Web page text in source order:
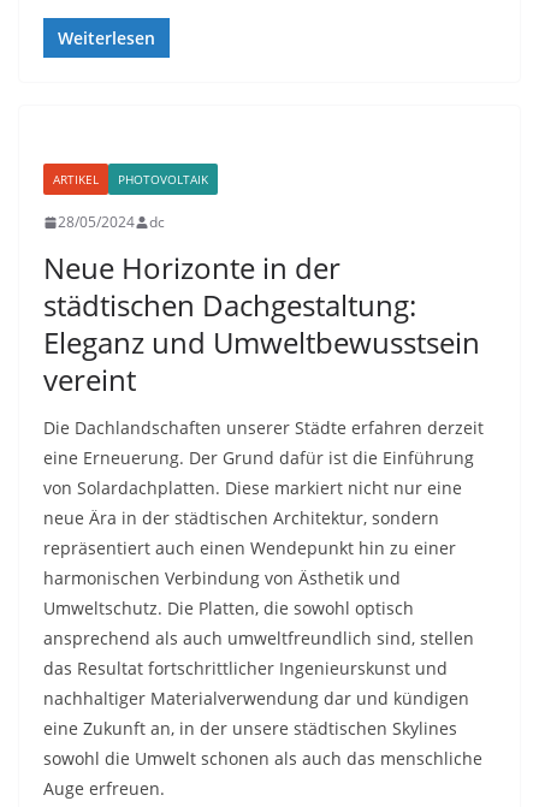
Weiterlesen
ARTIKEL PHOTOVOLTAIK
28/05/2024 dc
Neue Horizonte in der
städtischen Dachgestaltung:
Eleganz und Umweltbewusstsein
vereint
Die Dachlandschaften unserer Städte erfahren derzeit
eine Erneuerung. Der Grund dafür ist die Einführung
von Solardachplatten. Diese markiert nicht nur eine
neue Ära in der städtischen Architektur, sondern
repräsentiert auch einen Wendepunkt hin zu einer
harmonischen Verbindung von Ästhetik und
Umweltschutz. Die Platten, die sowohl optisch
ansprechend als auch umweltfreundlich sind, stellen
das Resultat fortschrittlicher Ingenieurskunst und
nachhaltiger Materialverwendung dar und kündigen
eine Zukunft an, in der unsere städtischen Skylines
sowohl die Umwelt schonen als auch das menschliche
Auge erfreuen.